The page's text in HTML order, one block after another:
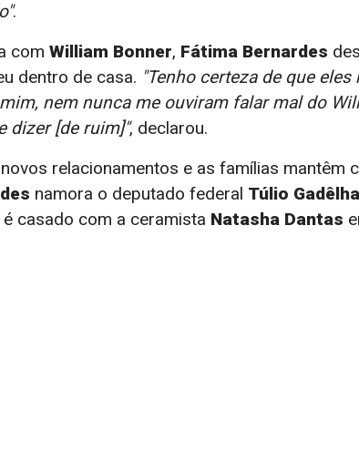
.
com William Bonner, Fátima Bernardes
dentro de casa. "Tenho certeza de que
nem nunca me ouviram falar mal do
dizer [de ruim]", declarou.
relacionamentos e as famílias mantêm
namora o deputado federal Túlio Gadêlha
é casado com a ceramista Natasha Dantas